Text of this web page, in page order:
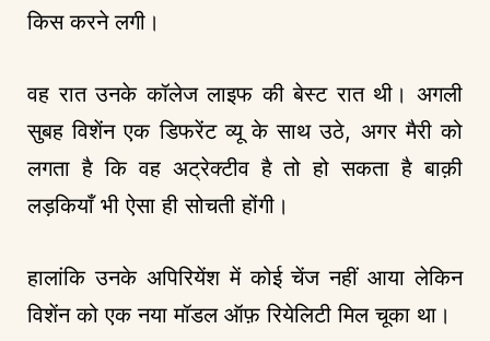
किस करने लगी।
वह रात उनके कॉलेज लाइफ की बेस्ट रात थी। अगली
सुबह विशेंन एक डिफरेंट व्यू के साथ उठे, अगर मैरी को
लगता है कि वह अट्रेक्टीव है तो हो सकता है बाक़ी
लड़कियाँ भी ऐसा ही सोचती होंगी।
हालांकि उनके अपिरियेंश में कोई चेंज नहीं आया लेकिन
विशेंन को एक नया मॉडल ऑफ़ रियेलिटी मिल चूका था।